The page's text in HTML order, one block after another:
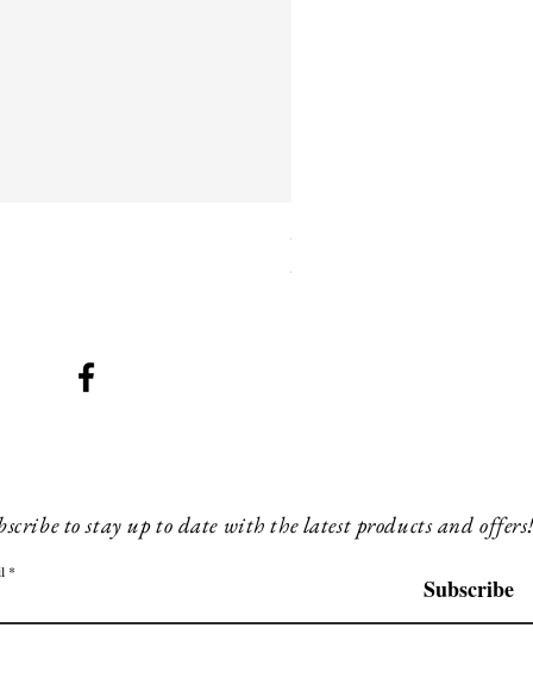
SMG 042 black with
260,00 £
to stay up to date with the latest products and
Subscribe